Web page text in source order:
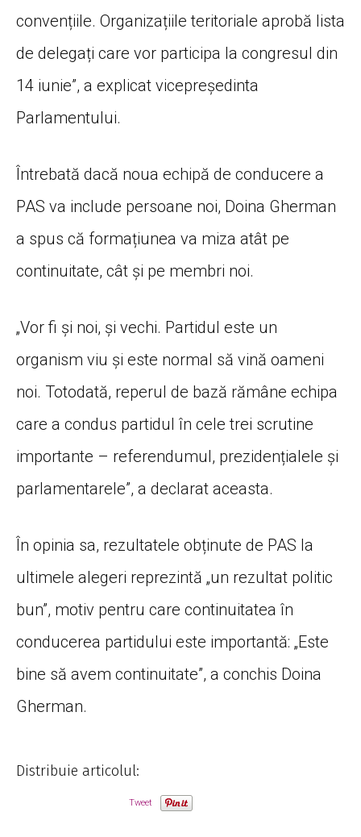
convențiile. Organizațiile teritoriale aprobă lista
de delegați care vor participa la congresul din
14 iunie”, a explicat vicepreședinta
Parlamentului.
Întrebată dacă noua echipă de conducere a
PAS va include persoane noi, Doina Gherman
a spus că formațiunea va miza atât pe
continuitate, cât și pe membri noi.
„Vor fi și noi, și vechi. Partidul este un
organism viu și este normal să vină oameni
noi. Totodată, reperul de bază rămâne echipa
care a condus partidul în cele trei scrutine
importante – referendumul, prezidențialele și
parlamentarele”, a declarat aceasta.
În opinia sa, rezultatele obținute de PAS la
ultimele alegeri reprezintă „un rezultat politic
bun”, motiv pentru care continuitatea în
conducerea partidului este importantă: „Este
bine să avem continuitate”, a conchis Doina
Gherman.
Distribuie articolul:
Tweet